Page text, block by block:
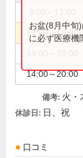
14:00～16:00
14:00～20:00
お盆(8月中旬
に必ず医療機
備考: 火・
休診日: 日、祝
口コミ